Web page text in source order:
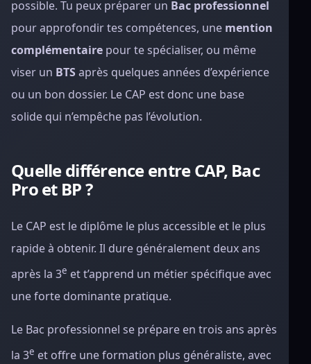
possible. Tu peux préparer un Bac professionnel
pour approfondir tes compétences, une mention
complémentaire pour te spécialiser, ou même
viser un BTSaprès quelques années d’expérience
ou un bon dossier. Le CAP est donc une base
solide qui n’empêche pas l’évolution.
Quelle différence entre CAP, Bac
Pro et BP ?
Le CAP est le diplôme le plus accessible et le plus
rapide à obtenir. Il dure généralement deux ans
après la 3e et t’apprend un métier spécifique avec
une forte dominante pratique.
Le Bac professionnel se prépare en trois ans après
la 3e et offre une formation plus généraliste, avec